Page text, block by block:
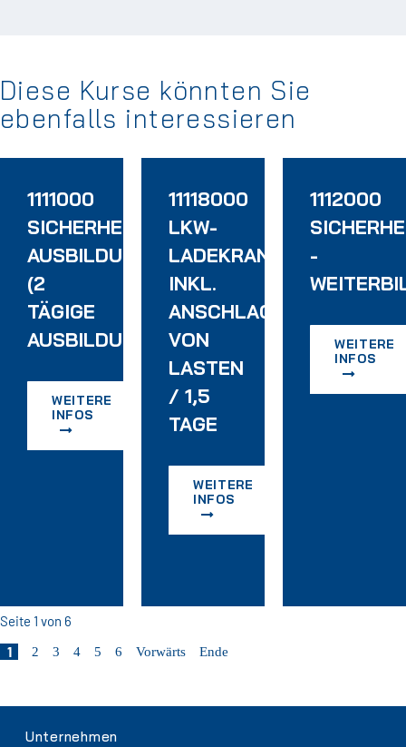
Diese Kurse könnten Sie
ebenfalls interessieren
1111000
SICHERHEITSBEAUFTRAGTEN
AUSBILDUNG
(2
TÄGIGE
AUSBILDUNG)
WEITERE
INFOS
11118000
LKW-
INKL.
ANSCHLAGEN
VON
LASTEN
/ 1,5
TAGE
WEITERE
INFOS
1112000
-
WEITERE
INFOS
Seite 1 von 6
1
2 3 4 5 6 Vorwärts Ende
Navigation
Unternehmen